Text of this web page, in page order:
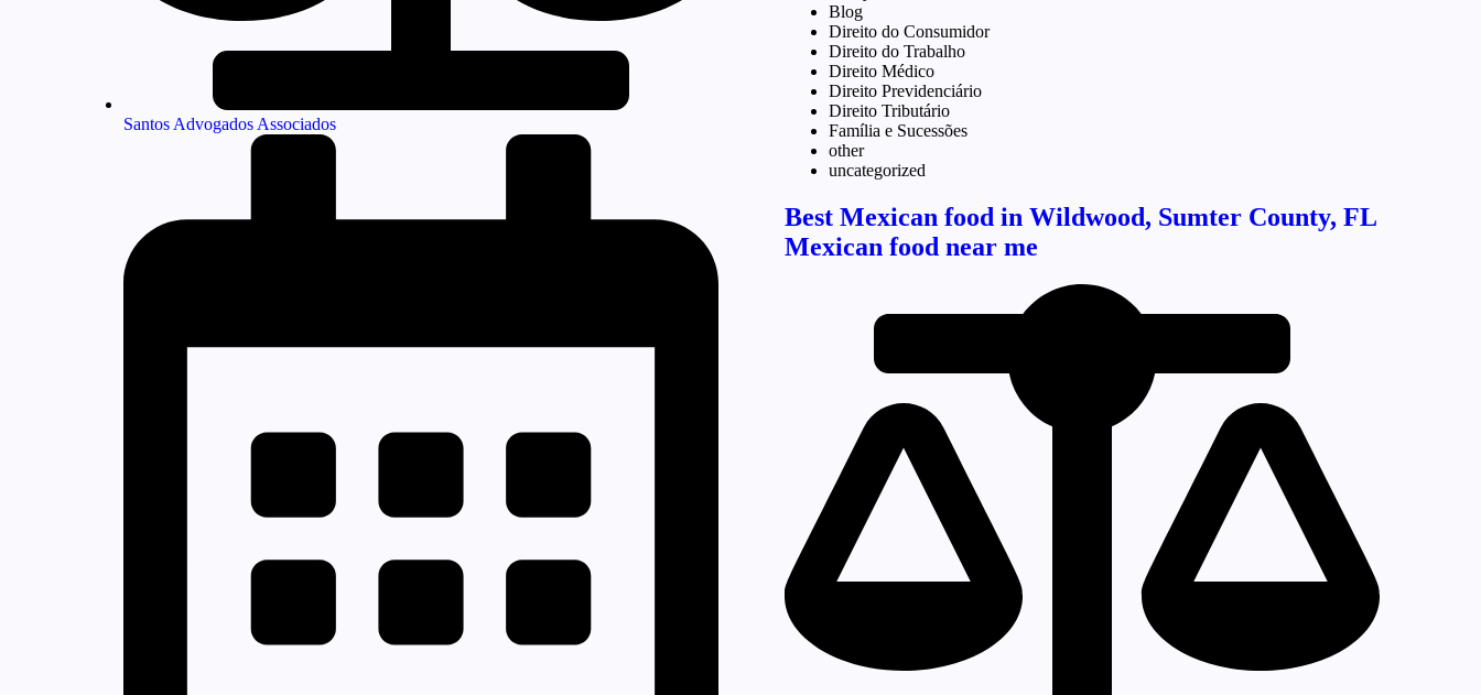
Santos Advogados Associados
Blog
Direito do Consumidor
Direito do Trabalho
Direito Médico
Direito Previdenciário
Direito Tributário
Família e Sucessões
other
uncategorized
Best Mexican food in Wildwood, Sumter County, FL
Mexican food near me